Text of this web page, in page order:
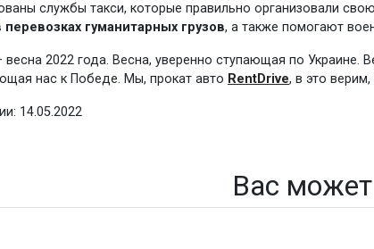
службы такси, которые правильно организовали
гуманитарных грузов, а также помогают
весна 2022 года. Весна, уверенно ступающая по
нас к Победе. Мы, прокат авто RentDrive, в это
14.05.2022
Вас может